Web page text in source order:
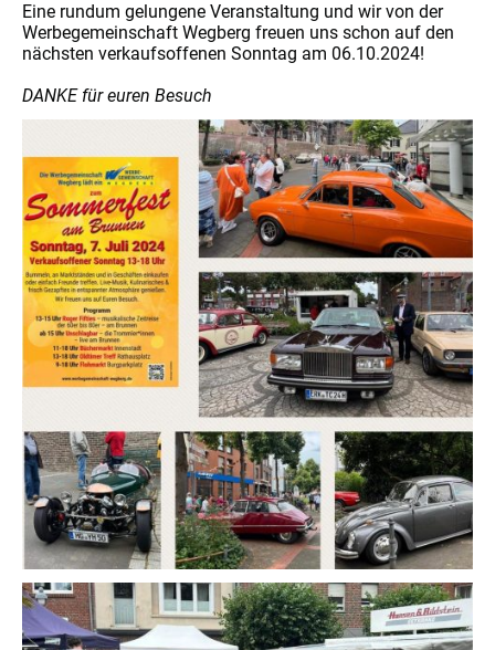
Eine rundum gelungene Veranstaltung und wir von der
Werbegemeinschaft Wegberg freuen uns schon auf den
nächsten verkaufsoffenen Sonntag am 06.10.2024!
DANKE für euren Besuch